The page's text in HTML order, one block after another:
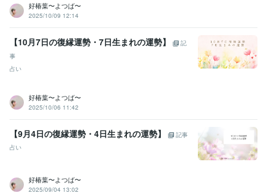
その他ツール
傾聴力:29年恋愛におけるコミュニケーションスキル:9年
心の健康のサポート:29年恋愛カウンセリング:9年
霊視・霊感・霊聴:9年タロット占い師:9年オラクルカード占い師:9年
守護霊リーディング:9年
寄り添い傾聴力:29年
四柱推命:9年
人材採用:9年
悩み相談・カウンセリング 悩みを聞くこと、子育て
子育て、悩み、恋愛、
お相手とのご縁鑑定・
学歴
好椿葉〜よつば〜
2025/10/09 12:14
【10月7日の復縁運勢・7日生まれの運勢】
記
事
占い
好椿葉〜よつば〜
2025/10/06 11:42
【9月4日の復縁運勢・4日生まれの運勢】
記事
占い
好椿葉〜よつば〜
2025/09/04 13:02